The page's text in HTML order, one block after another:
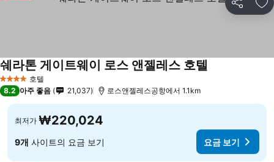
공유 즐
4 성급 호텔
쉐라톤 게이트웨이 로스 앤젤레스 호텔
8.2 아주 좋음 21,037 로스앤젤레스공항에서 1.1km
최저가 ₩220,024
9개 사이트의 요금 보기 요금 보기